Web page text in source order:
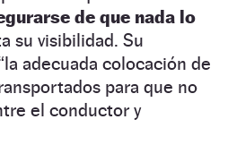
de que nada lo
su visibilidad. Su
adecuada colocación de
para que no
el conductor y